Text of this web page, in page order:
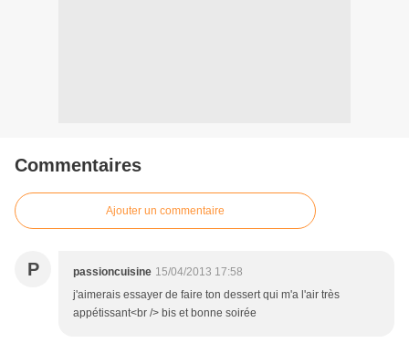
Commentaires
Ajouter un commentaire
P passioncuisine 15/04/2013 17:58
j'aimerais essayer de faire ton dessert qui m'a l'air très
appétissant<br /> bis et bonne soirée